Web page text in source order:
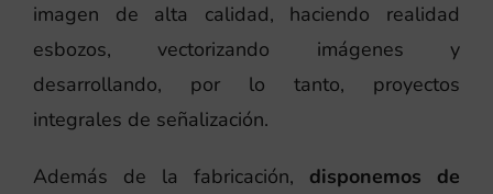
imagen de alta calidad, haciendo realidad
esbozos, vectorizando imágenes y
desarrollando, por lo tanto, proyectos
integrales de señalización.
Además de la fabricación, disponemos de